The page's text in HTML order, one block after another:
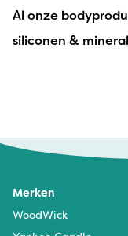
Al onze
siliconen &
Merken
WoodWick